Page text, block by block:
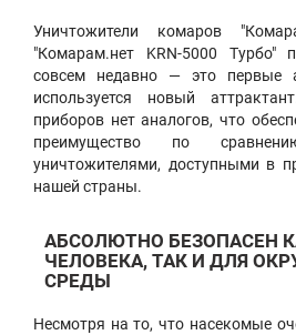
Уничтожители комаров
"Комарам.нет KRN-5000 Турбо"
совсем недавно — это первые
используется новый
приборов нет аналогов, что
преимущество по
уничтожителями, доступными в
нашей страны.
АБСОЛЮТНО БЕЗОПАСЕН
ЧЕЛОВЕКА, ТАК И ДЛЯ
СРЕДЫ
Несмотря на то, что насекомые